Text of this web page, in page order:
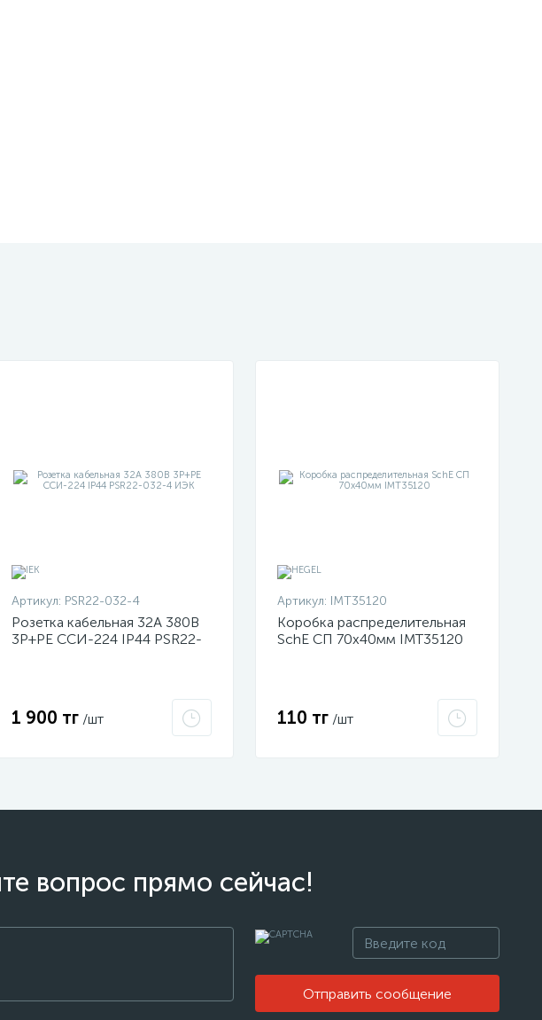
Артикул: PSR22-032-4
Розетка кабельная 32А 380В
3P+PЕ ССИ-224 IP44 PSR22-
1 900 тг /шт
Артикул: IMT35120
Коробка распределительная
SchE СП 70х40мм IMT35120
110 тг /шт
вопрос прямо сейчас!
Отправить сообщение